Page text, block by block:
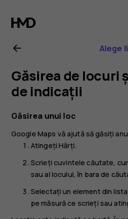
Ghid
de
utilizare
Nokia
8
Sirocco
Alege
Găsirea de locuri
de indicații
Găsirea unui loc
Google Maps vă ajută să găsiți
AtingețiHărți.
Scrieți cuvintele căutate,
sau al locului, în bara de
Selectați un element din
pe măsură ce scrieți sau